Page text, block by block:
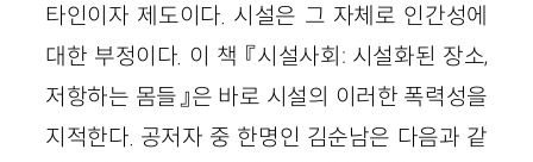
타인이자 제도이다. 시설은 그 자체로 인간성에
대한 부정이다. 이 책 『시설사회: 시설화된 장소,
저항하는 몸들』은 바로 시설의 이러한 폭력성을
지적한다. 공저자 중 한명인 김순남은 다음과 같